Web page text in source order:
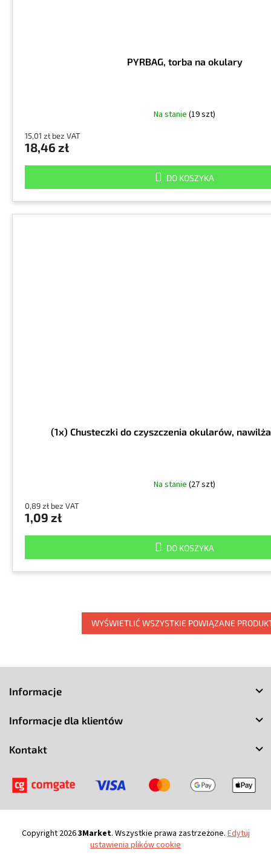
PYRBAG, torba na okulary
Na stanie (19 szt)
15,01 zł bez VAT
18,46 zł
DO KOSZYKA
(1x) Chusteczki do czyszczenia okularów,
Na stanie (27 szt)
0,89 zł bez VAT
1,09 zł
DO KOSZYKA
WYŚWIETLIĆ WSZYSTKIE POWIĄZANE
Informacje
Informacje dla klientów
Kontakt
Copyright 20263Market. Wszystkie prawa zastrzeżone. Edytuj
ustawienia plików cookie